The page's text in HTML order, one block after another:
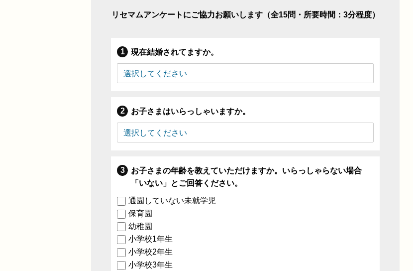
リセマムアンケートにご協力お願いします（全15問・所要時間：3分程度）
現在結婚されてますか。
お子さまはいらっしゃいますか。
お子さまの年齢を教えていただけますか。いらっしゃらない場合
「いない」とご回答ください。
通園していない未就学児
保育園
幼稚園
小学校1年生
小学校2年生
小学校3年生